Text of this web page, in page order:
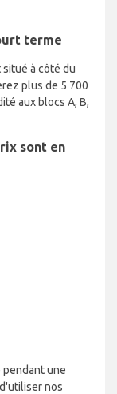
terme
à côté du
plus de 5 700
aux blocs A, B,
sont en
une
nos